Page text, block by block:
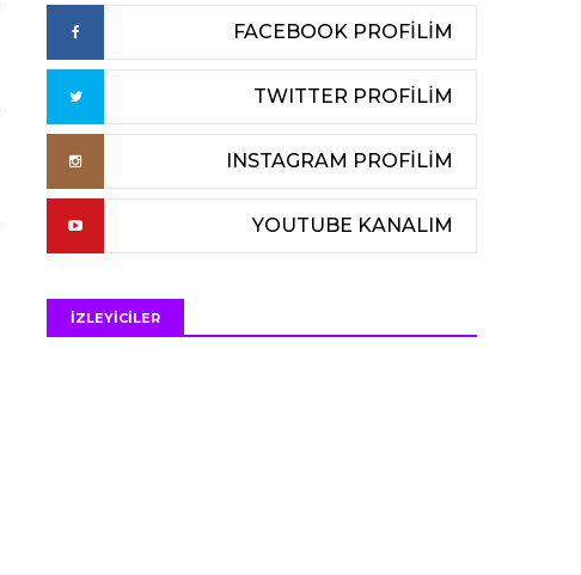
FACEBOOK PROFİLİM
TWITTER PROFİLİM
INSTAGRAM PROFİLİM
YOUTUBE KANALIM
İZLEYİCİLER